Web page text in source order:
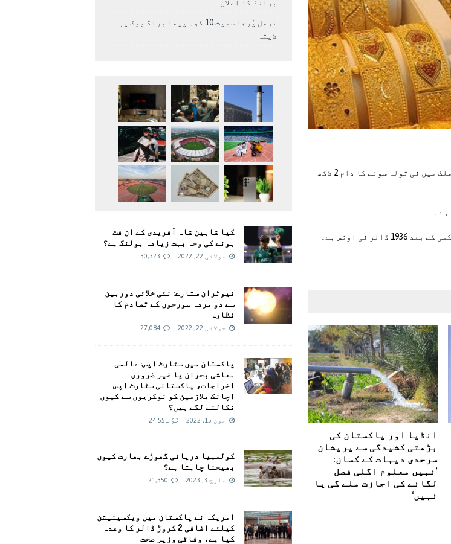
آل پاکستان جیمز اینڈ جیولرز ایسوسی ایشن کے مطابق اس کمی کے بعد ملک میں فی تولہ سونے کا دام 2 لاکھ
انڈیا اور پاکستان کی
بڑھتی کشیدگی سے پریشان
سرحدی دیہات کے کسان:
’نہیں معلوم اگلی فصل
لگانے کی اجازت ملے گی یا
نہیں‘
برانڈ کا اعلان
نرمل پُرجا سمیت 10 کوہ پیما براڈ پیک پر
لاپتہ
کیا شاہین شاہ آفریدی کے ان فٹ
ہونے کی وجہ بہت زیادہ بولنگ ہے؟
جولائی 22, 2022 30,323
نیوٹران ستارے: نئی خلائی دوربین
سے دو مردہ سورجوں کے تصادم کا
نظارہ
جولائی 22, 2022 27,084
پاکستان میں سٹارٹ اپس: عالمی
معاشی بحران یا غیر ضروری
اخراجات، پاکستانی سٹارٹ اپس
اچانک ملازمین کو نوکریوں سے کیوں
نکالنے لگے ہیں؟
جون 15, 2022 24,551
کولمبیا دریائی گھوڑے بھارت کیوں
بھیجنا چاہتا ہے؟
مارچ 3, 2023 21,350
امريکہ نے پاکستان میں ویکسینیشن
کیلئے اضافی 2 کروڑ ڈالر کا وعدہ
کیا ہے، وفاقی وزیر صحت